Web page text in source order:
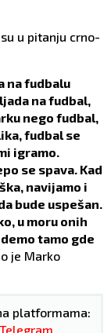
u pitanju crno-
na fudbalu
na fudbal,
nego fudbal,
fudbal se
igramo.
se spava. Kad
navijamo i
bude uspešan.
u moru onih
tamo gde
je Marko
platformama:
Telegram